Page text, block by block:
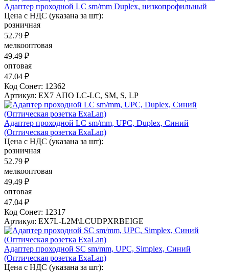
Адаптер проходной LC sm/mm Duplex, низкопрофильный
Цена с НДС (указана за шт):
розничная
52.79 ₽
мелкооптовая
49.49 ₽
оптовая
47.04 ₽
Код Сонет: 12362
Артикул: EX7 АПО LC-LC, SM, S, LP
Адаптер проходной LC sm/mm, UPC, Duplex, Синий
(Оптическая розетка ExaLan)
Цена с НДС (указана за шт):
розничная
52.79 ₽
мелкооптовая
49.49 ₽
оптовая
47.04 ₽
Код Сонет: 12317
Артикул: EX7L-L2M\LCUDPXRBEIGE
Адаптер проходной SC sm/mm, UPC, Simplex, Синий
(Оптическая розетка ExaLan)
Цена с НДС (указана за шт):